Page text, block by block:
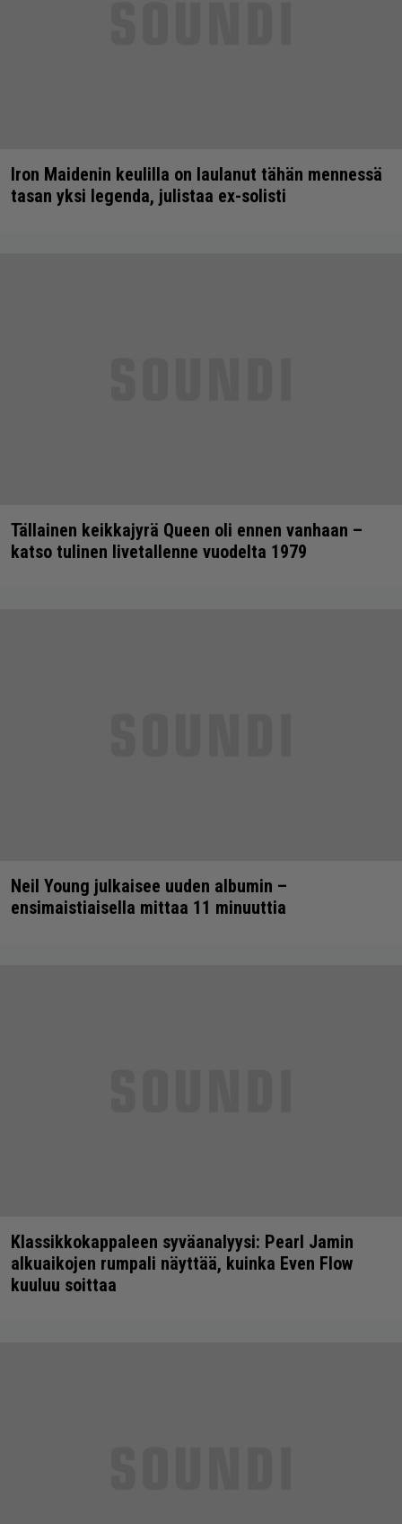
Iron Maidenin keulilla on laulanut tähän mennessä
tasan yksi legenda, julistaa ex-solisti
Tällainen keikkajyrä Queen oli ennen vanhaan –
katso tulinen livetallenne vuodelta 1979
Neil Young julkaisee uuden albumin –
ensimaistiaisella mittaa 11 minuuttia
Klassikkokappaleen syväanalyysi: Pearl Jamin
alkuaikojen rumpali näyttää, kuinka Even Flow
kuuluu soittaa